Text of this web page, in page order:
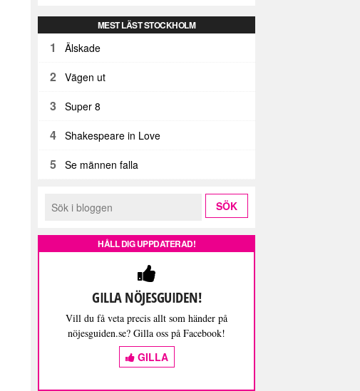
MEST LÄST STOCKHOLM
1 Älskade
2 Vägen ut
3 Super 8
4 Shakespeare in Love
5 Se männen falla
HÅLL DIG UPPDATERAD!
GILLA NÖJESGUIDEN!
Vill du få veta precis allt som händer på
nöjesguiden.se? Gilla oss på Facebook!
GILLA